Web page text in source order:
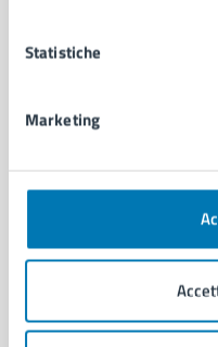
Statistiche
Marketing
Politici
Documenti e dati
Intranet, posta aziendale e
Ambiente
Anagrafe e stato civile
Cultura e tempo libero